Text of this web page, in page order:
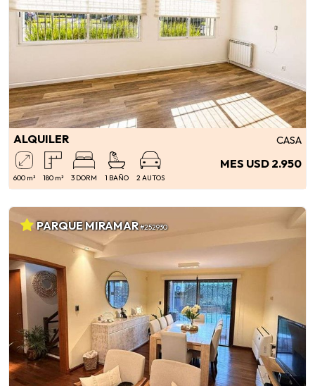
ALQUILER CASA
600 m² 180 m² 3 DORM 1 BAÑO 2 AUTOS
MES USD 2.950
PARQUE MIRAMAR#252930